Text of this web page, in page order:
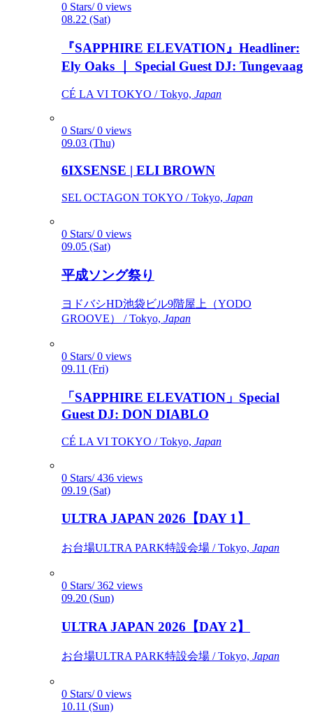
0 Stars/ 0 views
08.22 (Sat)
『SAPPHIRE ELEVATION』Headliner:
Ely Oaks ｜ Special Guest DJ: Tungevaag
CÉ LA VI TOKYO / Tokyo, Japan
0 Stars/ 0 views
09.03 (Thu)
6IXSENSE | ELI BROWN
SEL OCTAGON TOKYO / Tokyo, Japan
0 Stars/ 0 views
09.05 (Sat)
平成ソング祭り
ヨドバシHD池袋ビル9階屋上（YODO
GROOVE） / Tokyo, Japan
0 Stars/ 0 views
09.11 (Fri)
「SAPPHIRE ELEVATION」Special
Guest DJ: DON DIABLO
CÉ LA VI TOKYO / Tokyo, Japan
0 Stars/ 436 views
09.19 (Sat)
ULTRA JAPAN 2026【DAY 1】
お台場ULTRA PARK特設会場 / Tokyo, Japan
0 Stars/ 362 views
09.20 (Sun)
ULTRA JAPAN 2026【DAY 2】
お台場ULTRA PARK特設会場 / Tokyo, Japan
0 Stars/ 0 views
10.11 (Sun)